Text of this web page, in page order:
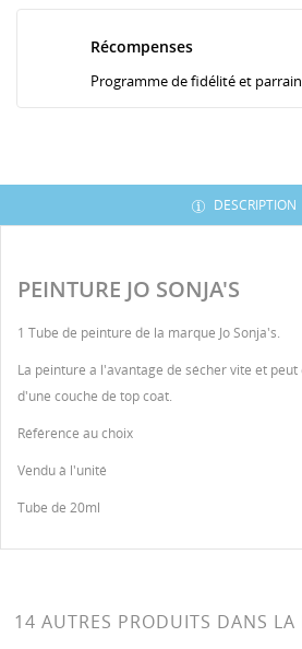
Récompenses
Programme de fidélité et
DESCRIPTION
PEINTURE JO SONJA'S
1 Tube de peinture de la marque Jo Sonja's.
La peinture a l'avantage de sécher vite et
d'une couche de top coat.
Référence au choix
Vendu à l'unité
Tube de 20ml
14 AUTRES PRODUITS DANS LA